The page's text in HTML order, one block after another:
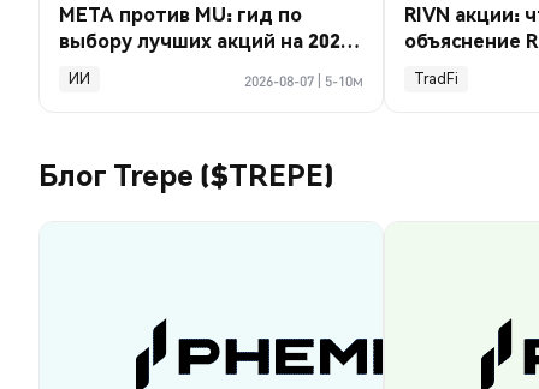
META против MU: гид по
выбору лучших акций на 2026
год
ИИ 2026-08-07 5-10м
RIVN акции:
объяснение
TradFi
Блог Trepe ($TREPE)